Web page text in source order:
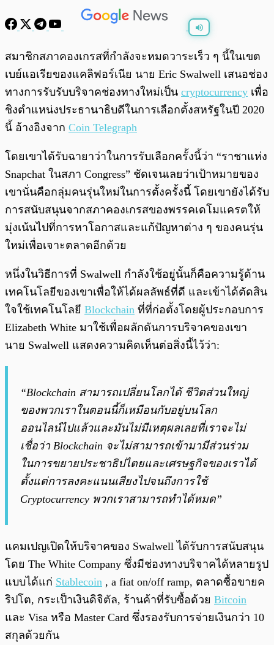
/0:00
สมาชิกสภาคองเกรสที่กำลังจะหมดวาระเร็ว ๆ นี้ในเขต
เบย์แอเรียของแคลิฟอร์เนีย นาย Eric Swalwell เสนอช่อง
ทางการรับรับบริจาคช่องทางใหม่เป็น cryptocurrency เพื่อ
ชิงตำแหน่งประธานาธิบดีในการเลือกตั้งสหรัฐในปี 2020
นี้ อ้างอิงจาก Coin Telegraph
โดยเขาได้รับฉายาว่าในการรับเลือกครั้งนี้ว่า “ราชาแห่ง
Snapchat ในสภา Congress” ชัดเจนเลยว่าเป้าหมายของ
เขานั่นคือกลุ่มคนรุ่นใหม่ในการตั้งครั้งนี้ โดยเขายังได้รับ
การสนับสนุนจากสภาคองเกรสของพรรคเดโมแครตให้
มุ่งเน้นไปที่การหาโอกาสและแก้ปัญหาต่าง ๆ ของคนรุ่น
ใหม่เพื่อเจาะตลาดอีกด้วย
หนึ่งในวิธีการที่ Swalwell กำลังใช้อยู่นั้นก็คือความรู้ด้าน
เทคโนโลยของเขาเพื่อให้ได้ผลลัพธ์ที่ดี และเข้าได้ตัดสิน
ใจใช้เทคโนโลยี Blockchain ที่ที่ก่อตั้งโดยผู้ประกอบการ
Elizabeth White มาใช้เพื่อผลักดันการบริจาคของเขา
นาย Swalwell แสดงความคิดเห็นต่อสิ่งนี้ไว้ว่า:
“Blockchain สามารถเปลี่ยนโลกได้ ชีวิตส่วนใหญ่
ของพวกเราในตอนนี้ก็เหมือนกับอยู่บนโลก
ออนไลน์ไปแล้วและมันไม่มีเหตุผลเลยที่เราจะไม่
เชื่อว่า Blockchain จะไม่สามารถเข้ามามีส่วนร่วม
ในการขยายประชาธิปไตยและเศรษฐกิจของเราได้
ตั้งแต่การลงคะแนนเสียงไปจนถึงการใช้
Cryptocurrency พวกเราสามารถทำได้หมด”
แคมเปญเปิดให้บริจาคของ Swalwell ได้รับการสนับสนุน
โดย The White Company ซึ่งมีช่องทางบริจาคได้หลายรูป
แบบได้แก่ Stablecoin , a fiat on/off ramp, ตลาดซื้อขายค
ริปโต, กระเป็าเงินดิจิตัล, ร้านค้าที่รับซื้อด้วย Bitcoin
และ Visa หรือ Master Card ซึ่งรองรับการจ่ายเงินกว่า 10
สกุลด้วยกัน